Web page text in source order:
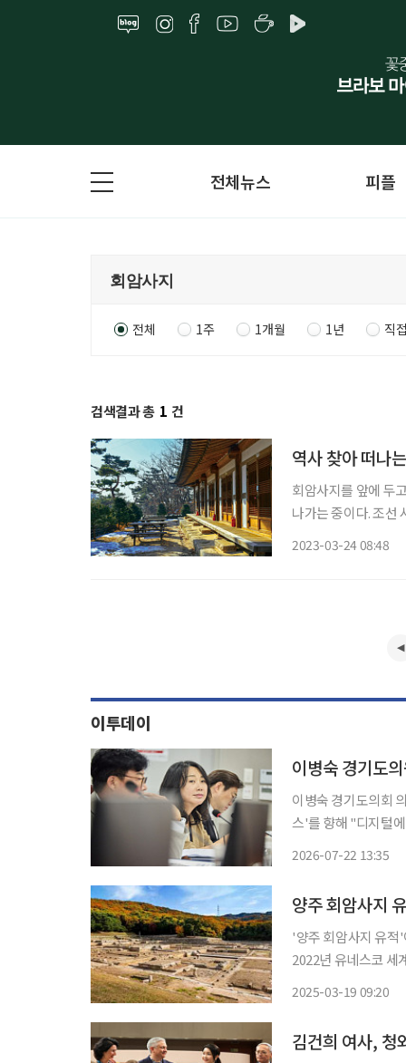
전체뉴스 피플
전체 1주 1개월 1년 직
검색결과 총 1 건
역사 찾아 떠나
회암사지를 앞에 두
나가는 중이다. 조선
2023-03-24 08:48
이투데이
이병숙 경기도의회
스'를 향해 "디지털
2026-07-22 13:35
양주 회암사지
'양주 회암사지 유적
2022년 유네스코 세계유산 잠정
2025-03-19 09:20